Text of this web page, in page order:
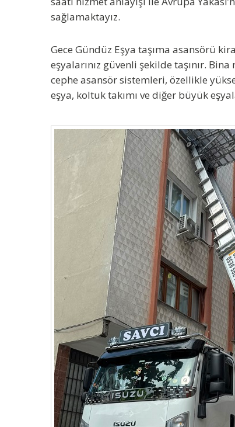
sağlamaktayız.
Gece Gündüz Eşya taşıma asansörü
eşyalarınız güvenli şekilde taşınır.
cephe asansör sistemleri, özellikle
eşya, koltuk takımı ve diğer büyük